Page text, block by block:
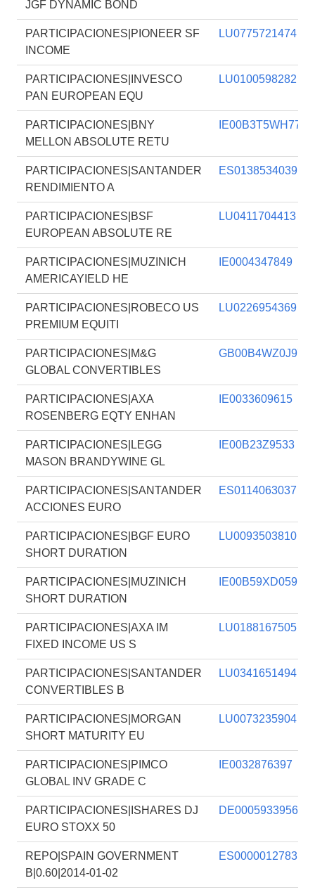
JGF DYNAMIC BOND
PARTICIPACIONES|PIONEER SF
INCOME
LU0775721474
PARTICIPACIONES|INVESCO
PAN EUROPEAN EQU
LU0100598282
PARTICIPACIONES|BNY
MELLON ABSOLUTE RETU
IE00B3T5WH77
PARTICIPACIONES|SANTANDER
RENDIMIENTO A
ES0138534039
PARTICIPACIONES|BSF
EUROPEAN ABSOLUTE RE
LU0411704413
PARTICIPACIONES|MUZINICH
AMERICAYIELD HE
IE0004347849
PARTICIPACIONES|ROBECO US
PREMIUM EQUITI
LU0226954369
PARTICIPACIONES|M&G
GLOBAL CONVERTIBLES
GB00B4WZ0J97
PARTICIPACIONES|AXA
ROSENBERG EQTY ENHAN
IE0033609615
PARTICIPACIONES|LEGG
MASON BRANDYWINE GL
IE00B23Z9533
PARTICIPACIONES|SANTANDER
ACCIONES EURO
ES0114063037
PARTICIPACIONES|BGF EURO
SHORT DURATION
LU0093503810
PARTICIPACIONES|MUZINICH
SHORT DURATION
IE00B59XD059
PARTICIPACIONES|AXA IM
FIXED INCOME US S
LU0188167505
PARTICIPACIONES|SANTANDER
CONVERTIBLES B
LU0341651494
PARTICIPACIONES|MORGAN
SHORT MATURITY EU
LU0073235904
PARTICIPACIONES|PIMCO
GLOBAL INV GRADE C
IE0032876397
PARTICIPACIONES|ISHARES DJ
EURO STOXX 50
DE0005933956
REPO|SPAIN GOVERNMENT
B|0.60|2014-01-02
ES0000012783